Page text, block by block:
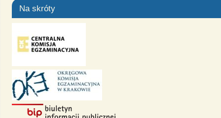
Na skróty